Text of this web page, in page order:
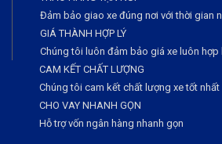
Đảm bảo giao xe đúng nơi với thời gian
GIÁ THÀNH HỢP LÝ
Chúng tôi luôn đảm bảo giá xe luôn hợp
CAM KẾT CHẤT LƯỢNG
Chúng tôi cam kết chất lượng xe tốt nhất
CHO VAY NHANH GỌN
Hỗ trợ vốn ngân hàng nhanh gọn